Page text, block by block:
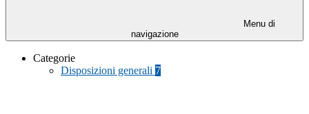
Menu di
navigazione
Categorie
Disposizioni generali 7